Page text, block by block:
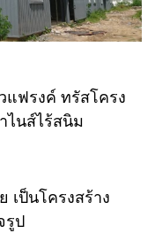
แฟรงค์ ทรัสโครง
ไนส์ไร้สนิม
เป็นโครงสร้าง
รูป